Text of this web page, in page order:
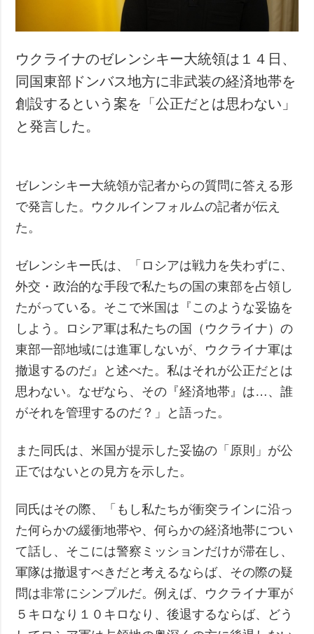
ウクライナのゼレンシキー大統領は１４日、
同国東部ドンバス地方に非武装の経済地帯を
創設するという案を「公正だとは思わない」
と発言した。
ゼレンシキー大統領が記者からの質問に答える形
で発言した。ウクルインフォルムの記者が伝え
た。
ゼレンシキー氏は、「ロシアは戦力を失わずに、
外交・政治的な手段で私たちの国の東部を占領し
たがっている。そこで米国は『このような妥協を
しよう。ロシア軍は私たちの国（ウクライナ）の
東部一部地域には進軍しないが、ウクライナ軍は
撤退するのだ』と述べた。私はそれが公正だとは
思わない。なぜなら、その『経済地帯』は…、誰
がそれを管理するのだ？」と語った。
また同氏は、米国が提示した妥協の「原則」が公
正ではないとの見方を示した。
同氏はその際、「もし私たちが衝突ラインに沿っ
た何らかの緩衝地帯や、何らかの経済地帯につい
て話し、そこには警察ミッションだけが滞在し、
軍隊は撤退すべきだと考えるならば、その際の疑
問は非常にシンプルだ。例えば、ウクライナ軍が
５キロなり１０キロなり、後退するならば、どう